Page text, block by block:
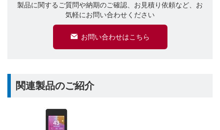
製品に関するご質問や納期のご確認、お見積り依頼など、お
気軽にお問い合わせください
お問い合わせはこちら
関連製品のご紹介